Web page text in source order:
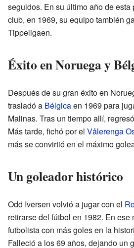
seguidos. En su último año de esta
club, en 1969, su equipo también
Tippeligaen.
Éxito en Noruega y
Después de su gran éxito en
trasladó a Bélgicaen 1969 para
Malinas. Tras un tiempo allí,
Más tarde, fichó por el Vålerenga
más se convirtió en el máximo
Un goleador histórico
Odd Iversen volvió a jugar con el
retirarse del fútbol en 1982. En ese
futbolista con más goles en la
Falleció a los 69 años, dejando un